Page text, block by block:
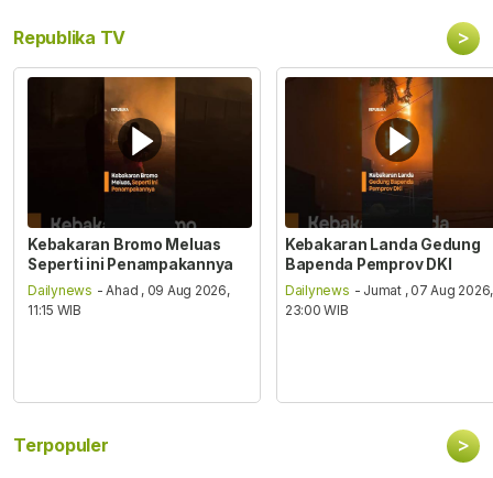
Republika TV >
Kebakaran Bromo Meluas
Seperti ini Penampakannya
Dailynews - Ahad , 09 Aug 2026,
11:15 WIB
Kebakaran Landa Gedung
Bapenda Pemprov DKI
Dailynews - Jumat , 07 Aug 2026,
23:00 WIB
Terpopuler >